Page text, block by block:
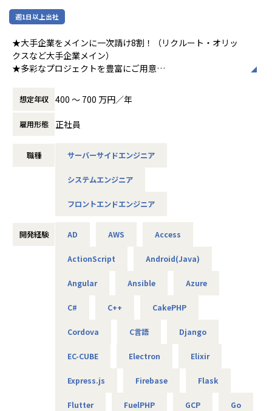
ーム大会などのレクリエーションを開催した
り、その後にみんなで飲み会に行ったり…和
気あいあいとした雰囲気も魅力です！会社の
で、新しいエンジニアの力は必須。 長く活躍
集となりました。
おります！（現在6～7割程度がリモート）
存在するので忙しい時期もございますが、残
長期的に働ける環境がございます。男女とも
活躍しています。離職率10％以下と、エンジ
週1日以上出社
★大手企業をメインに一次請け8割！（リクルート・オリッ
クスなど大手企業メイン）
★多彩なプロジェクトを豊富にご用意
レックス制！リモート約９割など働きやすさ抜群
★賞与年2回支給！（昨年度支給実績4.3ヵ月）＋住宅手当＋
資格手当など福利厚生も充実
自社グループ企業向けのWeb・オープン系をメインとした各
て、要件定義、設計、見積もりなどの上流工程から、開発業
場合によってはインフラの構築や言語の選定までお任せでき
現在、PMが請け負っている案件を一緒に開発していただき
※今後は複数人のチームとなる予定です
希望次第でさまざまなキャリアを描けることも当社の強みで
まずは開発ポジションからご活躍いただくつもりですが、エ
ンジニアとして技術を追求してスペシャリストやリーダー、
想定年収 400 〜 700 万円／年
雇用形態 正社員
職種 サーバーサイドエンジニア
システムエンジニア
フロントエンドエンジニア
開発経験 AD AWS Access
ActionScript Android(Java)
Angular Ansible Azure
C# C++ CakePHP
Cordova C言語 Django
EC-CUBE Electron Elixir
Express.js Firebase Flask
Flutter FuelPHP GCP Go